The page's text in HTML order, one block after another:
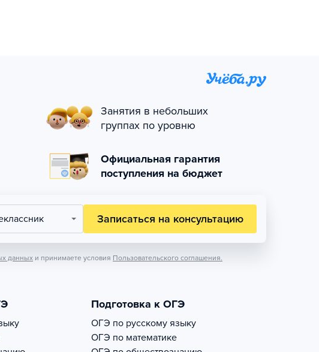
Занятия в небольших
группах по уровню
Официальная гарантия
поступления на бюджет
Записаться на консультацию
данных и принимаете условия Пользовательского соглашения.
Подготовка к ОГЭ
ОГЭ по русскому языку
ОГЭ по математике